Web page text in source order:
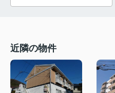
近隣の物件